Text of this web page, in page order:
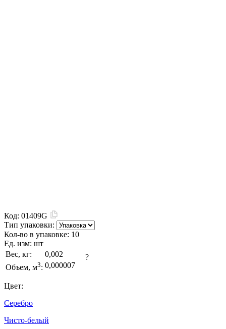
Код: 01409G
Тип упаковки:
Кол-во в упаковке: 10
Ед. изм: шт
Вес, кг:
0,002
Объем, м3: 0,000007
?
Цвет:
Серебро
Чисто-белый